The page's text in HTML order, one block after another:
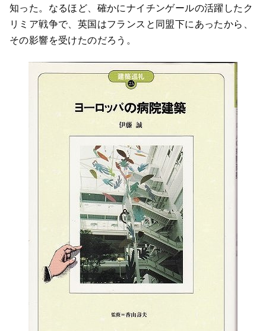
知った。なるほど、確かにナイチンゲールの活躍したク
リミア戦争で、英国はフランスと同盟下にあったから、
その影響を受けたのだろう。